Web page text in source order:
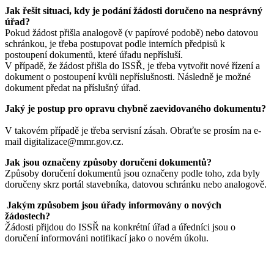
Jak řešit situaci, kdy je podání žádosti doručeno na nesprávný
úřad?
Pokud žádost přišla analogově (v papírové podobě) nebo datovou
schránkou, je třeba postupovat podle interních předpisů k
postoupení dokumentů, které úřadu nepřísluší.
V případě, že žádost přišla do ISSŘ, je třeba vytvořit nové řízení a
dokument o postoupení kvůli nepříslušnosti. Následně je možné
dokument předat na příslušný úřad.
Jaký je postup pro opravu chybně zaevidovaného dokumentu?
V takovém případě je třeba servisní zásah. Obraťte se prosím na e-
mail digitalizace@mmr.gov.cz.
Jak jsou označeny způsoby doručení dokumentů?
Způsoby doručení dokumentů jsou označeny podle toho, zda byly
doručeny skrz portál stavebníka, datovou schránku nebo analogově.
Jakým způsobem jsou úřady informovány o nových
žádostech?
Žádosti přijdou do ISSŘ na konkrétní úřad a úředníci jsou o
doručení informováni notifikací jako o novém úkolu.